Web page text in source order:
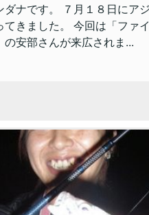
ダナです。 ７月１８日にア
てきました。 今回は「ファ
の安部さんが来広されま...